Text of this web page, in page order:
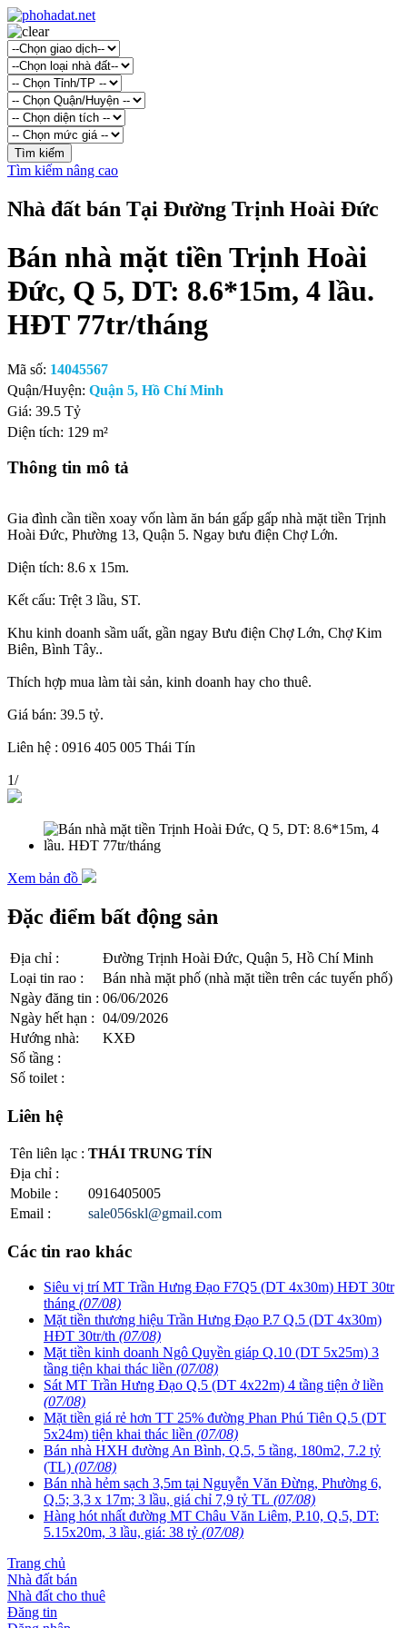
Tìm kiếm nâng cao
Nhà đất bán Tại Đường Trịnh Hoài Đức
Bán nhà mặt tiền Trịnh Hoài
Đức, Q 5, DT: 8.6*15m, 4 lầu.
HĐT 77tr/tháng
Mã số: 14045567
Quận/Huyện: Quận 5, Hồ Chí Minh
Giá: 39.5 Tỷ
Diện tích: 129 m²
Thông tin mô tả
Gia đình cần tiền xoay vốn làm ăn bán gấp gấp nhà mặt tiền Trịnh
Hoài Đức, Phường 13, Quận 5. Ngay bưu điện Chợ Lớn.
Diện tích: 8.6 x 15m.
Kết cấu: Trệt 3 lầu, ST.
Khu kinh doanh sầm uất, gần ngay Bưu điện Chợ Lớn, Chợ Kim
Biên, Bình Tây..
Thích hợp mua làm tài sản, kinh doanh hay cho thuê.
Giá bán: 39.5 tỷ.
Liên hệ : 0916 405 005 Thái Tín
1/
Xem bản đồ
Đặc điểm bất động sản
Địa chỉ :
Đường Trịnh Hoài Đức, Quận 5, Hồ Chí Minh
Loại tin rao :
Bán nhà mặt phố (nhà mặt tiền trên các tuyến phố)
Ngày đăng tin : 06/06/2026
Ngày hết hạn : 04/09/2026
Hướng nhà:
KXĐ
Số tầng :
Số toilet :
Liên hệ
Tên liên lạc : THÁI TRUNG TÍN
Địa chỉ :
Mobile :
0916405005
Email : sale056skl@gmail.com
Các tin rao khác
Siêu vị trí MT Trần Hưng Đạo F7Q5 (DT 4x30m) HĐT 30tr
tháng (07/08)
Mặt tiền thương hiệu Trần Hưng Đạo P.7 Q.5 (DT 4x30m)
HĐT 30tr/th (07/08)
Mặt tiền kinh doanh Ngô Quyền giáp Q.10 (DT 5x25m) 3
tầng tiện khai thác liền (07/08)
Sát MT Trần Hưng Đạo Q.5 (DT 4x22m) 4 tầng tiện ở liền
(07/08)
Mặt tiền giá rẻ hơn TT 25% đường Phan Phú Tiên Q.5 (DT
5x24m) tiện khai thác liền (07/08)
Bán nhà HXH đường An Bình, Q.5, 5 tầng, 180m2, 7.2 tỷ
(TL) (07/08)
Bán nhà hẻm sạch 3,5m tại Nguyễn Văn Đừng, Phường 6,
Q.5; 3,3 x 17m; 3 lầu, giá chỉ 7,9 tỷ TL (07/08)
Hàng hót nhất đường MT Châu Văn Liêm, P.10, Q.5, DT:
5.15x20m, 3 lầu, giá: 38 tỷ (07/08)
Trang chủ
Nhà đất bán
Nhà đất cho thuê
Đăng tin